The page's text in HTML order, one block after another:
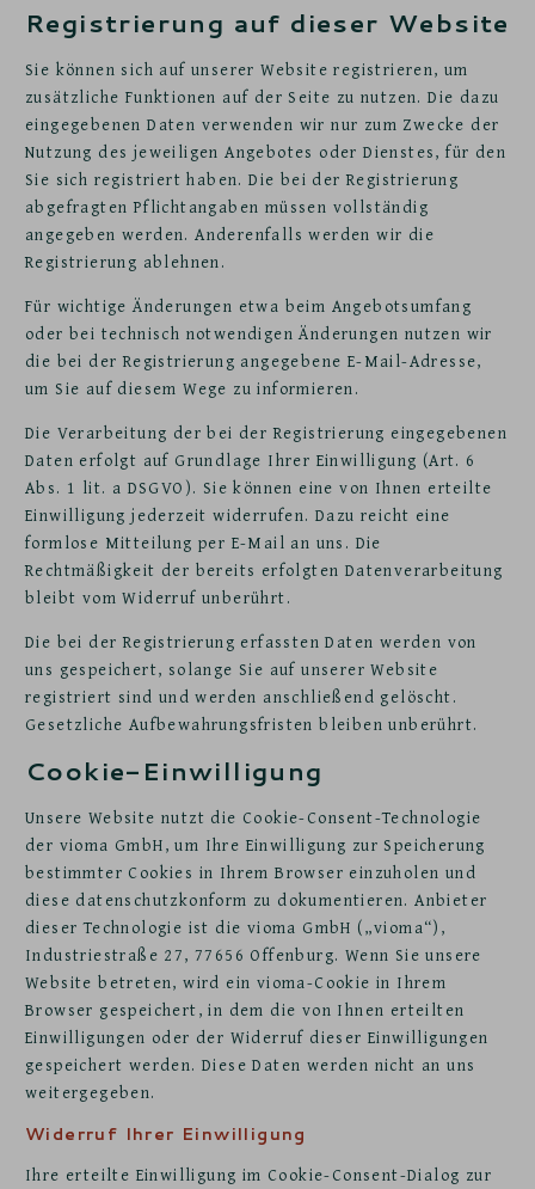
Registrierung auf dieser Website
Sie können sich auf unserer Website registrieren, um
zusätzliche Funktionen auf der Seite zu nutzen. Die dazu
eingegebenen Daten verwenden wir nur zum Zwecke der
Nutzung des jeweiligen Angebotes oder Dienstes, für den
Sie sich registriert haben. Die bei der Registrierung
abgefragten Pflichtangaben müssen vollständig
angegeben werden. Anderenfalls werden wir die
Registrierung ablehnen.
Für wichtige Änderungen etwa beim Angebotsumfang
oder bei technisch notwendigen Änderungen nutzen wir
die bei der Registrierung angegebene E-Mail-Adresse,
um Sie auf diesem Wege zu informieren.
Die Verarbeitung der bei der Registrierung eingegebenen
Daten erfolgt auf Grundlage Ihrer Einwilligung (Art. 6
Abs. 1 lit. a DSGVO). Sie können eine von Ihnen erteilte
Einwilligung jederzeit widerrufen. Dazu reicht eine
formlose Mitteilung per E-Mail an uns. Die
Rechtmäßigkeit der bereits erfolgten Datenverarbeitung
bleibt vom Widerruf unberührt.
Die bei der Registrierung erfassten Daten werden von
uns gespeichert, solange Sie auf unserer Website
registriert sind und werden anschließend gelöscht.
Gesetzliche Aufbewahrungsfristen bleiben unberührt.
Cookie-Einwilligung
Unsere Website nutzt die Cookie-Consent-Technologie
der vioma GmbH, um Ihre Einwilligung zur Speicherung
bestimmter Cookies in Ihrem Browser einzuholen und
diese datenschutzkonform zu dokumentieren. Anbieter
dieser Technologie ist die vioma GmbH („vioma“),
Industriestraße 27, 77656 Offenburg. Wenn Sie unsere
Website betreten, wird ein vioma-Cookie in Ihrem
Browser gespeichert, in dem die von Ihnen erteilten
Einwilligungen oder der Widerruf dieser Einwilligungen
gespeichert werden. Diese Daten werden nicht an uns
weitergegeben.
Widerruf Ihrer Einwilligung
Ihre erteilte Einwilligung im Cookie-Consent-Dialog zur